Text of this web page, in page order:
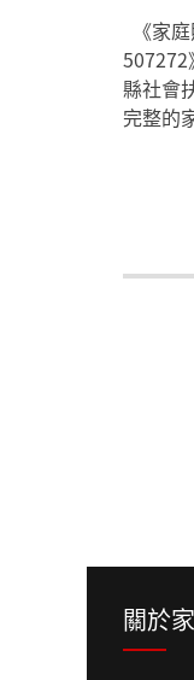
《家
507272
縣社會
完整的
關於